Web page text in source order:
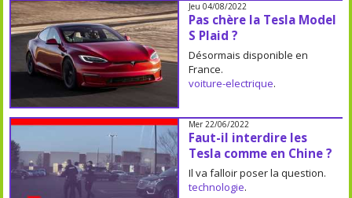
Jeu 04/08/2022
Pas chère la Tesla Model
S Plaid ?
Désormais disponible en
France.
voiture-electrique.
Mer 22/06/2022
Faut-il interdire les
Tesla comme en Chine ?
Il va falloir poser la question.
technologie.